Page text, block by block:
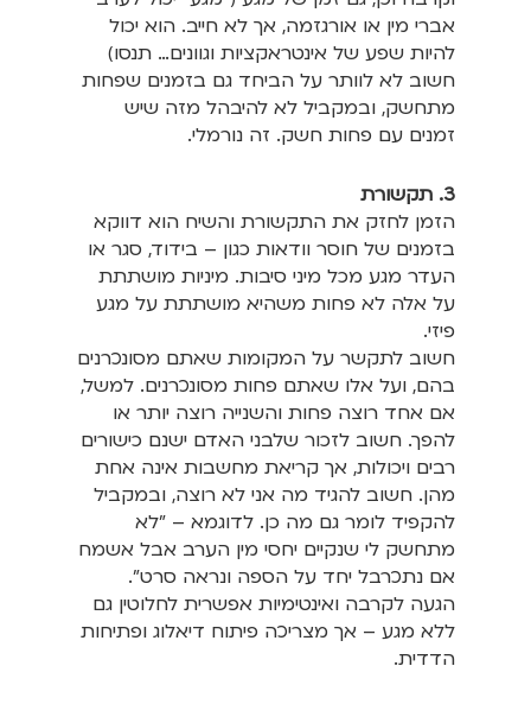
אברי מין או אורגזמה, אך לא חייב. הוא יכול
להיות שפע של אינטראקציות וגוונים… תנסו)
חשוב לא לוותר על הביחד גם בזמנים שפחות
מתחשק, ובמקביל לא להיבהל מזה שיש
זמנים עם פחות חשק. זה נורמלי.
3. תקשורת
הזמן לחזק את התקשורת והשיח הוא דווקא
בזמנים של חוסר וודאות כגון – בידוד, סגר או
העדר מגע מכל מיני סיבות. מיניות מושתתת
על אלה לא פחות משהיא מושתתת על מגע
פיזי.
חשוב לתקשר על המקומות שאתם מסונכרנים
בהם, ועל אלו שאתם פחות מסונכרנים. למשל,
אם אחד רוצה פחות והשנייה רוצה יותר או
להפך. חשוב לזכור שלבני האדם ישנם כישורים
רבים ויכולות, אך קריאת מחשבות אינה אחת
מהן. חשוב להגיד מה אני לא רוצה, ובמקביל
להקפיד לומר גם מה כן. לדוגמא – "לא
מתחשק לי שנקיים יחסי מין הערב אבל אשמח
אם נתכרבל יחד על הספה ונראה סרט".
הגעה לקרבה ואינטימיות אפשרית לחלוטין גם
ללא מגע – אך מצריכה פיתוח דיאלוג ופתיחות
הדדית.